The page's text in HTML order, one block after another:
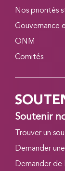
Nos priorités
Gouvernance
ONM
Comités
Soutenir
Trouver un
Demander
Demander de